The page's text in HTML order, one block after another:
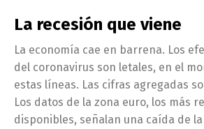
La recesión que viene
La economía cae en barrena. Los
del coronavirus son letales, en el
estas líneas. Las cifras agregadas
Los datos de la zona euro, los más
disponibles, señalan una caída de